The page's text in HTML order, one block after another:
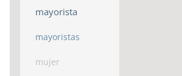
mayorista
mayoristas
mujer